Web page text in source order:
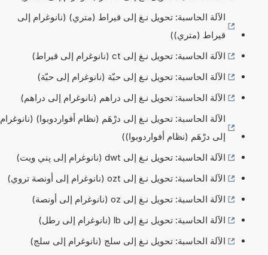
الآلة الحاسبة: تحويل نـغ إلى قيراط (متري) (نانوغرام إلى
قيراط (متري))
الآلة الحاسبة: تحويل نـغ إلى ct (نانوغرام إلى قيراط)
الآلة الحاسبة: تحويل نـغ إلى حبّة (نانوغرام إلى حبّة)
الآلة الحاسبة: تحويل نـغ إلى دراهم (نانوغرام إلى دراهم)
الآلة الحاسبة: تحويل نـغ إلى درْهَم (نظام أفواردوبوا) (نانوغرام
إلى درْهَم (نظام أفواردوبوا))
الآلة الحاسبة: تحويل نـغ إلى dwt (نانوغرام إلى پني ويت)
الآلة الحاسبة: تحويل نـغ إلى ozt (نانوغرام إلى أونصة تروي)
الآلة الحاسبة: تحويل نـغ إلى oz (نانوغرام إلى أونصة)
الآلة الحاسبة: تحويل نـغ إلى lb (نانوغرام إلى رطل)
الآلة الحاسبة: تحويل نـغ إلى سلج (نانوغرام إلى سلج)